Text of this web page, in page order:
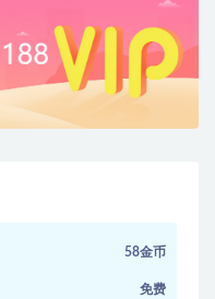
58金币
免费